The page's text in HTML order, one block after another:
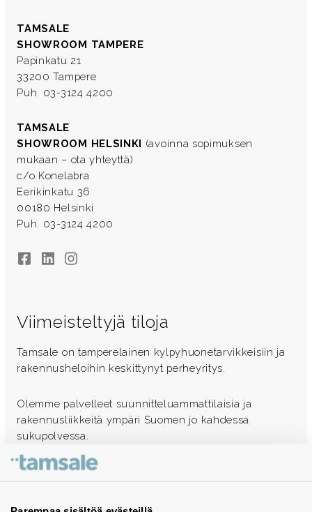
TAMSALE
SHOWROOM TAMPERE
Papinkatu 21
33200 Tampere
Puh. 03-3124 4200
TAMSALE
SHOWROOM HELSINKI (avoinna sopimuksen
mukaan – ota yhteyttä)
c/o Konelabra
Eerikinkatu 36
00180 Helsinki
Puh. 03-3124 4200
FacebookLinkedInInstagram
Viimeisteltyjä tiloja
Tamsale on tamperelainen kylpyhuonetarvikkeisiin ja
rakennusheloihin keskittynyt perheyritys.
Olemme palvelleet suunnitteluammattilaisia ja
rakennusliikkeitä ympäri Suomen jo kahdessa
sukupolvessa.
Ota yhteyttä - autamme mielellämme
Tuotekuvastot